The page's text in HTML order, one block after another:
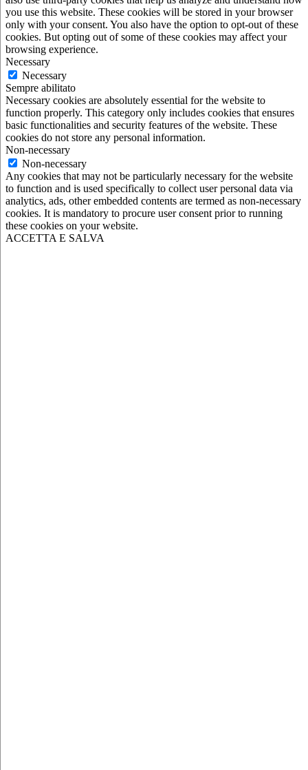
you use this website. These cookies will be stored in your browser
only with your consent. You also have the option to opt-out of these
cookies. But opting out of some of these cookies may affect your
browsing experience.
Necessary
Necessary
Sempre abilitato
Necessary cookies are absolutely essential for the website to
function properly. This category only includes cookies that ensures
basic functionalities and security features of the website. These
cookies do not store any personal information.
Non-necessary
Non-necessary
Any cookies that may not be particularly necessary for the website
to function and is used specifically to collect user personal data via
analytics, ads, other embedded contents are termed as non-necessary
cookies. It is mandatory to procure user consent prior to running
these cookies on your website.
ACCETTA E SALVA